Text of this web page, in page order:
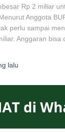
Rp 2 miliar
Anggota
perlu sampai
Anggaran bisa
lalu